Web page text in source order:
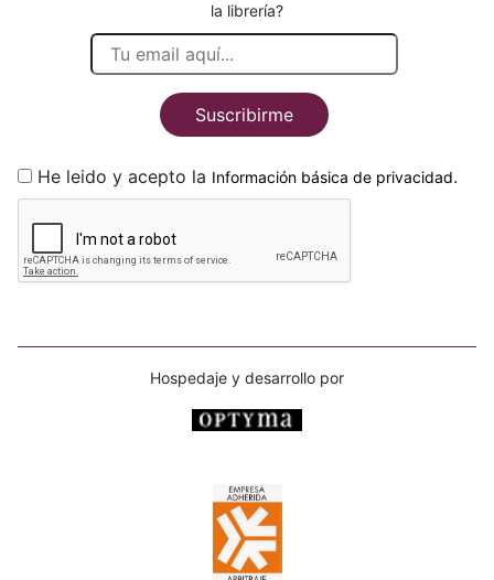
la librería?
Suscribirme
He leido y acepto la Información básica de privacidad.
Hospedaje y desarrollo por